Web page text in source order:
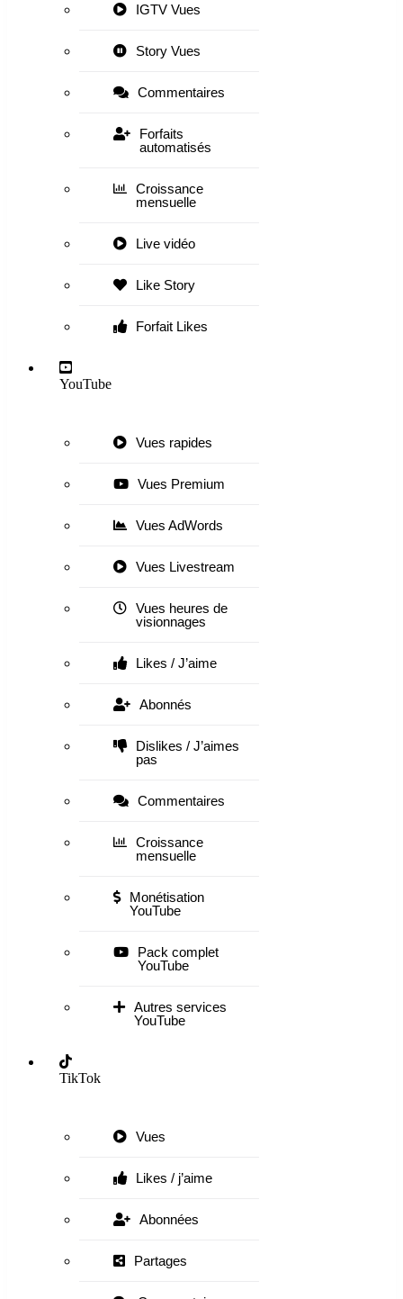
IGTV Vues
Story Vues
Commentaires
Forfaits
automatisés
Croissance
mensuelle
Live vidéo
Like Story
Forfait Likes
YouTube
Vues rapides
Vues Premium
Vues AdWords
Vues Livestream
Vues heures de
visionnages
Likes / J’aime
Abonnés
Dislikes / J’aimes
pas
Commentaires
Croissance
mensuelle
Monétisation
YouTube
Pack complet
YouTube
Autres services
YouTube
TikTok
Vues
Likes / j’aime
Abonnées
Partages